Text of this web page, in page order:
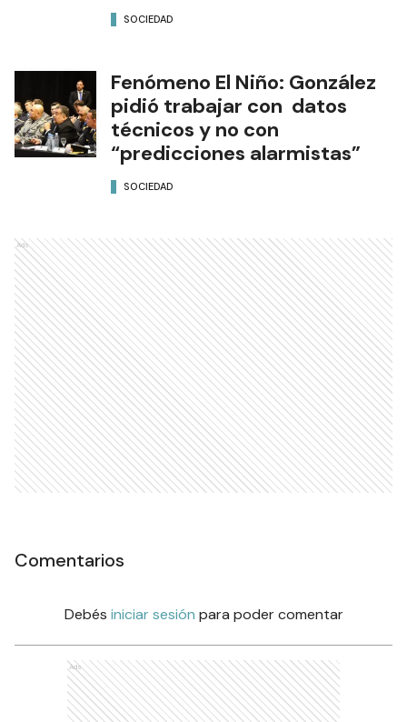
SOCIEDAD
Fenómeno El Niño: González
pidió trabajar con datos
técnicos y no con
“predicciones alarmistas”
SOCIEDAD
Ads
Comentarios
Debés iniciar sesión para poder comentar
Ads